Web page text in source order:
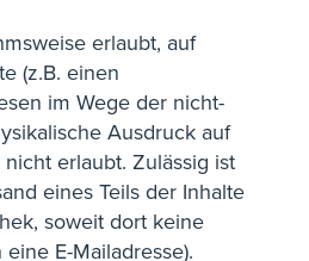
erlaubt, auf
(z.B. einen
im Wege der nicht-
Ausdruck auf
erlaubt. Zulässig ist
eines Teils der Inhalte
soweit dort keine
E-Mailadresse).